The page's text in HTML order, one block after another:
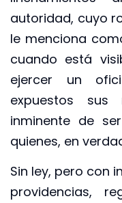
autoridad, cuyo
le menciona
cuando está
ejercer un
expuestos sus
inminente de
quienes, en
Sin ley, pero con
providencias,